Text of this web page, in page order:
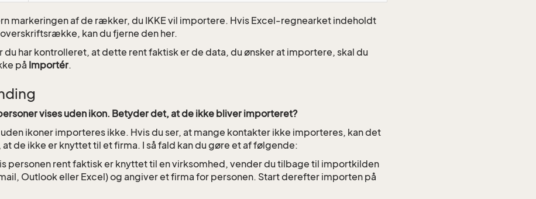
markeringen af de rækker, du IKKE vil importere. Hvis Excel-regnearket indeholdt
kan du fjerne den her.
du har kontrolleret, at dette rent faktisk er de data, du ønsker at importere, skal du
på Importér.
vises uden ikon. Betyder det, at de ikke bliver importeret?
ikoner importeres ikke. Hvis du ser, at mange kontakter ikke importeres, kan det
de ikke er knyttet til et firma. I så fald kan du gøre et af følgende:
personen rent faktisk er knyttet til en virksomhed, vender du tilbage til importkilden
Outlook eller Excel) og angiver et firma for personen. Start derefter importen på